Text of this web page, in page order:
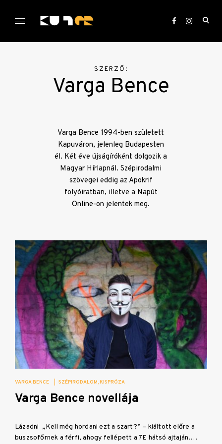
KULTer.hu
SZERZŐ:
Varga Bence
Varga Bence 1994-ben született
Kapuváron, jelenleg Budapesten
él. Két éve újságíróként dolgozik a
Magyar Hírlapnál. Szépirodalmi
szövegei eddig az Apokrif
folyóiratban, illetve a Napút
Online-on jelentek meg.
VARGA BENCE SZÉPIRODALOM KISPRÓZA
Varga Bence novellája
Lázadni „Kell még hordani ezt a szart?” – kiáltott előre a
buszsofőrnek a férfi, ahogy fellépett a 7E hátsó ajtaján.…